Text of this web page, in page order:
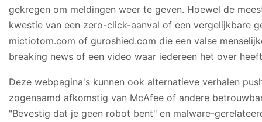
gekregen om meldingen weer te geven. Hoewel de
kwestie van een zero-click-aanval of een vergelijkbare
mictiotom.com of guroshied.com die een valse
breaking news of een video waar iedereen het over
Deze webpagina's kunnen ook alternatieve verhalen
zogenaamd afkomstig van McAfee of andere
"Bevestig dat je geen robot bent" en malware-